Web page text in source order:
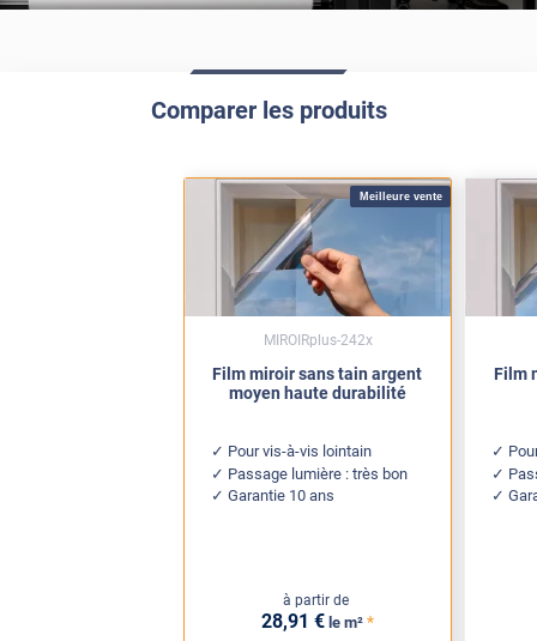
Comparer les produits
Meilleure vente
Film miroir sans tain argent
moyen haute durabilité
Pour vis-à-vis lointain
Passage lumière : très bon
Garantie 10 ans
à partir de
28,91 € le m² *
MIROIRplus-242x
Film